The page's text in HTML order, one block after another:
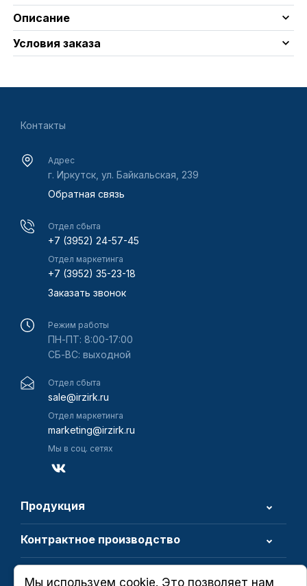
Описание
Условия заказа
Контакты
Адрес
г. Иркутск, ул. Байкальская, 239
Обратная связь
Отдел сбыта
+7 (3952) 24-57-45
Отдел маркетинга
+7 (3952) 35-23-18
Заказать звонок
Режим работы
ПН-ПТ: 8:00-17:00
СБ-ВС: выходной
Отдел сбыта
sale@irzirk.ru
Отдел маркетинга
marketing@irzirk.ru
Мы в соц. сетях
Продукция
Контрактное производство
Мы используем cookie. Это позволяет нам